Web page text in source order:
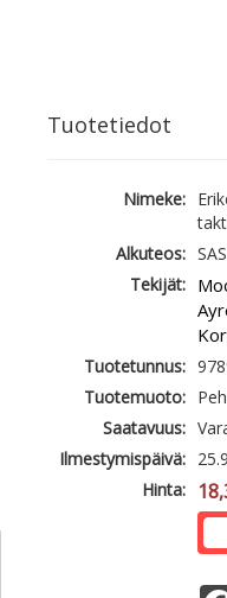
Tuotetiedot
Nimeke:
Alkuteos:
Tekijät:
Tuotetunnus:
Tuotemuoto:
Saatavuus:
Ilmestymispäivä:
Hinta: